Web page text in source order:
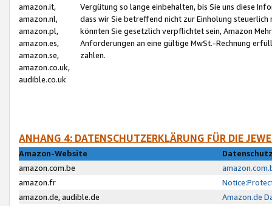
amazon.it,
amazon.nl,
amazon.pl,
amazon.es,
amazon.se,
amazon.co.uk,
audible.co.uk
Vergütung so lange einbehalten, bis Sie uns diese
dass wir Sie betreffend nicht zur Einholung
könnten Sie gesetzlich verpflichtet sein, Amazon
Anforderungen an eine gültige MwSt.-Rechnung
zahlen.
ANHANG 4: DATENSCHUTZERKLÄRUNG FÜR DIE
Amazon-Website
amazon.com.be
amazon.fr
amazon.de, audible.de
Amazon.de